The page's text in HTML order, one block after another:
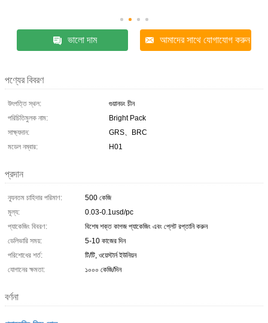
ভালো দাম আমাদের সাথে যোগাযোগ করুন
পণ্যের বিবরণ
উৎপত্তি স্থল:
গুয়ানডং চীন
পরিচিতিমুলক নাম:
Bright Pack
সাক্ষ্যদান:
GRS、BRC
মডেল নম্বার:
H01
প্রদান
ন্যূনতম চাহিদার পরিমাণ:
500 কেজি
মূল্য:
0.03-0.1usd/pc
প্যাকেজিং বিবরণ:
বিশেষ শক্ত কাগজ প্যাকেজিং এবং প্লেট রপ্তানি করুন
ডেলিভারি সময়:
5-10 কাজের দিন
পরিশোধের শর্ত:
টি/টি, ওয়েস্টার্ন ইউনিয়ন
যোগানের ক্ষমতা:
১০০০ কেজি/দিন
বর্ণনা